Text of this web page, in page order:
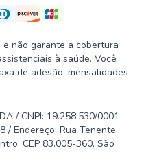
não garante a cobertura
à saúde. Você
de adesão, mensalidades
/ CNPJ: 19.258.530/0001-
/ Endereço: Rua Tenente
CEP 83.005-360, São